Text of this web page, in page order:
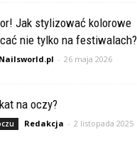
Jak stylizować kolorowe
nie tylko na festiwalach?
- 26 maja 2026
na oczy?
Redakcja - 2 listopada 2025